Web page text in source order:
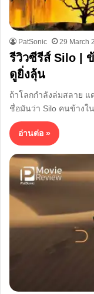
PatSonic 29 March
รีวิวซีรีส์ Silo |
ดูยิ่งลุ้น
ถ้าโลกกำลังล่มสลาย แ
ชื่อมันว่า Silo คนข้างใ
อ่านต่อ »